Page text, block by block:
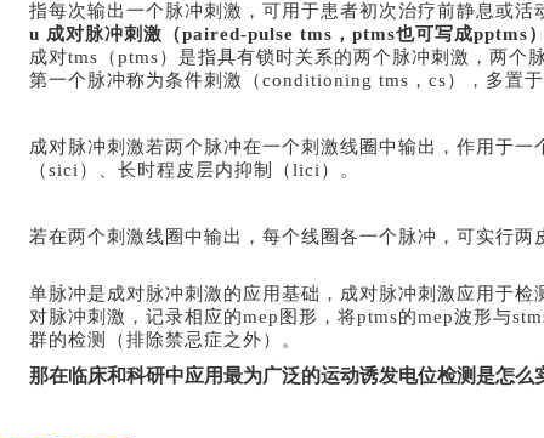
指每次输出一个脉冲刺激，可用于患者初次治疗前静息或
u 成对脉冲刺激（paired-pulse tms ， ptms也可写成pptms
成对tms（ptms）是指具有锁时关系的两个脉冲刺激，两
第一个脉冲称为条件刺激（conditioning tms，cs），多置
成对脉冲刺激若两个脉冲在一个刺激线圈中输出，作用于
（sici ）、长时程皮层内抑制（lici ）。
若在两个刺激线圈中输出，每个线圈各一个脉冲，可实行
单脉冲是成对脉冲刺激的应用基础，成对脉冲刺激应用于
对脉冲刺激，记录相应的mep图形，将ptms的mep波形与
群的检测（排除禁忌症之外）。
那在临床和科研中应用最为广泛的运动诱发电位检测是怎么